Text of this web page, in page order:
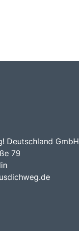
Deutschland GmbH
79